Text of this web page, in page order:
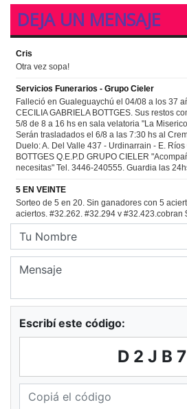
DEJA UN MENSAJE
Escribí este código:
D2JB7